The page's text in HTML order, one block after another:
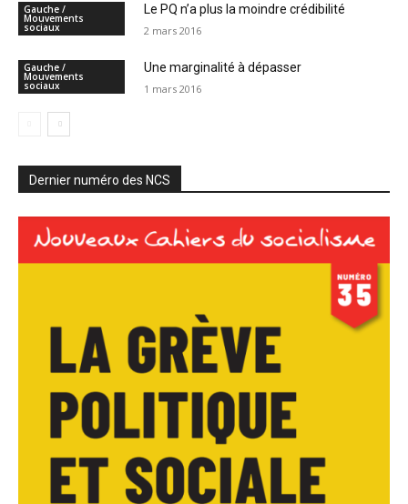
Gauche /
Mouvements
sociaux
Le PQ n’a plus la moindre crédibilité
2 mars 2016
Gauche /
Mouvements
sociaux
Une marginalité à dépasser
1 mars 2016
Dernier numéro des NCS